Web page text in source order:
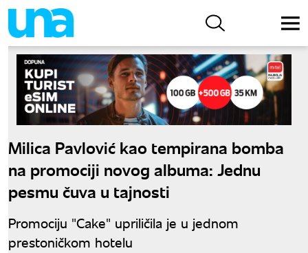
Milica Pavlović kao tempirana bomba
na promociji novog albuma: Jednu
pesmu čuva u tajnosti
Promociju "Cake" upriličila je u jednom
prestoničkom hotelu